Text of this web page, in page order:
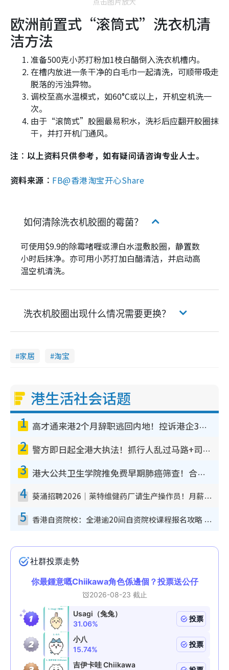
欧洲前置式“滚筒式”洗衣机清
洁方法
准备500克小苏打粉加1枝白醋倒入洗衣机槽内。
在槽内放进一条干净的白毛巾一起清洗，可顺带吸走
脱落的污浊异物。
调校至高水温模式，如60°C或以上，开机空机洗一
次。
由于“滚筒式”胶圈最易积水，洗衫后应翻开胶圈抹
干，并打开机门通风。
注︰以上资料只供参考，如有疑问请咨询专业人士。
资料来源︰ FB@香港淘宝开心Share
如何清除洗衣机胶圈的霉菌？
可使用$9.9的除霉啫喱或漂白水湿敷胶圈，静置数
小时后抹净。亦可用小苏打加白醋清洁，并启动高
温空机清洗。
洗衣机胶圈出现什么情况需要更换？
家居 淘宝
港生活社会话题
1 高才通来港2个月辞职逃回内地！控诉港企3宗罪，叹微管理极窒息
2 警方即日起全港大执法！抓行人乱过马路+司机不专注驾驶！乱过马路罚$2000
3 港大公共卫生学院推免费早期肺癌筛查！合资格人士将获全额资助定期血液化验/电脑断层扫描/风险评估
4 葵涌招聘2026｜莱特维健药厂请生产操作员！月薪高达$1.7万 冷气厂房/五天工作/保障双粮
5 香港自资院校：全港逾20间自资院校课程报名攻略 留位费可退/申请日期/报名链接